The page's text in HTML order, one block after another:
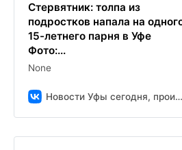
Стервятник: толпа из
подростков напала на
15-летнего парня в Уфе
Фото:...
None
Новости Уфы сегодня, происшествия, ЧП и ДТП